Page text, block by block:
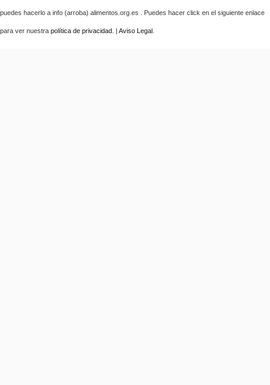
puedes hacerlo a info (arroba) alimentos.org.es . Puedes hacer click en el siguiente enlace
para ver nuestra política de privacidad . | Aviso Legal